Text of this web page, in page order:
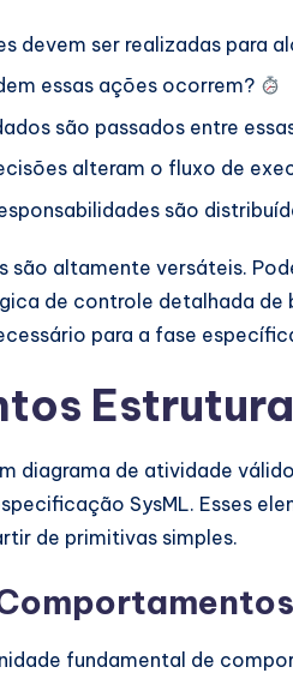
devem ser realizadas para
essas ações ocorrem?
são passados entre
alteram o fluxo de
são
são altamente versáteis.
de controle detalhada de
para a fase
diagrama de atividade
SysML. Esses
de primitivas simples.
fundamental de